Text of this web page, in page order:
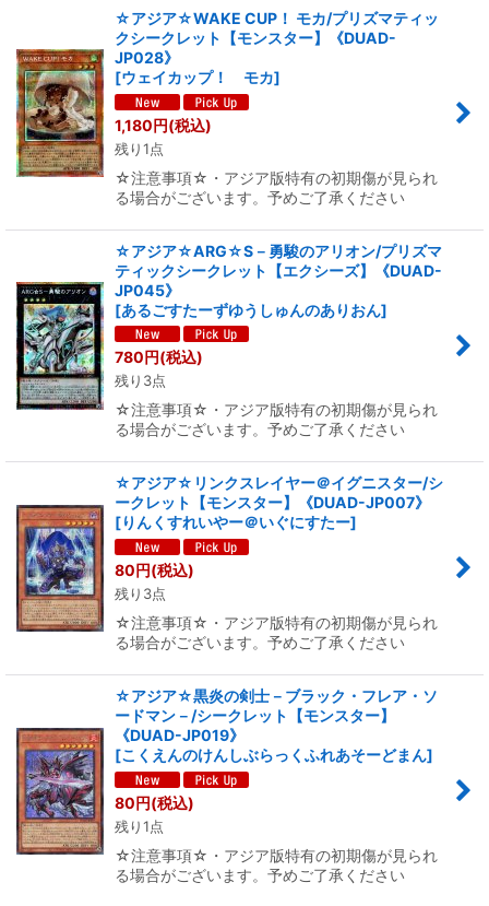
☆アジア☆WAKE CUP！ モカ/プリズマティッ
クシークレット【モンスター】《DUAD-
JP028》
[ウェイカップ！ モカ]
1,180円(税込)
残り1点
☆注意事項☆・アジア版特有の初期傷が見られ
る場合がございます。予めご了承ください
☆アジア☆ARG☆S－勇駿のアリオン/プリズマ
ティックシークレット【エクシーズ】《DUAD-
JP045》
[あるごすたーずゆうしゅんのありおん]
780 円(税込)
残り3点
☆注意事項☆・アジア版特有の初期傷が見られ
る場合がございます。予めご了承ください
☆アジア☆リンクスレイヤー＠イグニスター/シ
ークレット【モンスター】《DUAD-JP007》
[りんくすれいやー＠いぐにすたー]
80円(税込)
残り3点
☆注意事項☆・アジア版特有の初期傷が見られ
る場合がございます。予めご了承ください
☆アジア☆黒炎の剣士－ブラック・フレア・ソ
ードマン－/シークレット【モンスター】
《DUAD-JP019》
[こくえんのけんしぶらっくふれあそーどまん]
80円(税込)
残り1点
☆注意事項☆・アジア版特有の初期傷が見られ
る場合がございます。予めご了承ください